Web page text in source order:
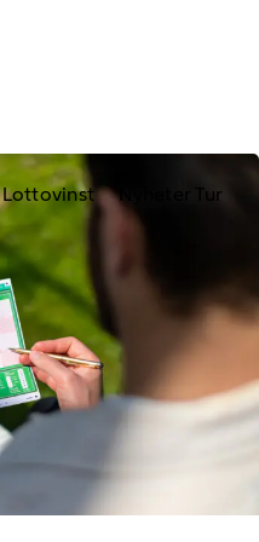
Lottovinst Nyheter Tur